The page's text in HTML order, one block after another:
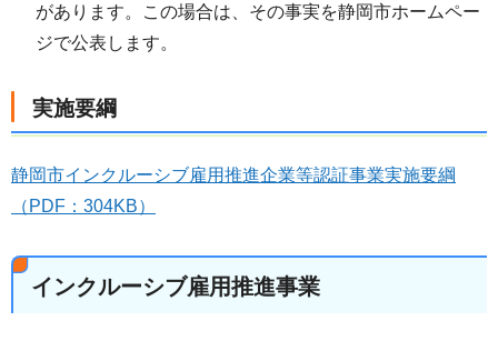
があります。この場合は、その事実を静岡市ホームペー
ジで公表します。
実施要綱
静岡市インクルーシブ雇用推進企業等認証事業実施要綱
（PDF：304KB）
インクルーシブ雇用推進事業